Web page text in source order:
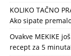
KOLIKO TAČNO
Ako sipate
Ovakve MEKIKE
recept za 5